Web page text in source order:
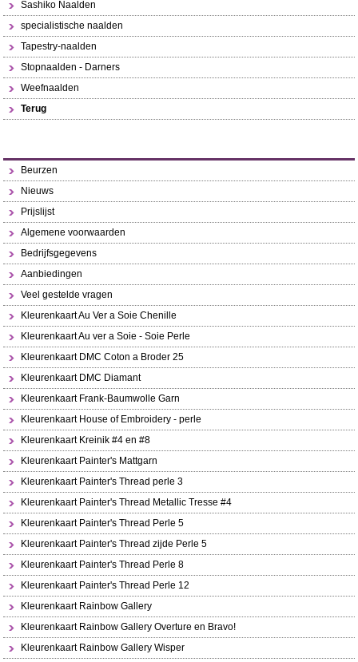
Sashiko Naalden
specialistische naalden
Tapestry-naalden
Stopnaalden - Darners
Weefnaalden
Terug
Beurzen
Nieuws
Prijslijst
Algemene voorwaarden
Bedrijfsgegevens
Aanbiedingen
Veel gestelde vragen
Kleurenkaart Au Ver a Soie Chenille
Kleurenkaart Au ver a Soie - Soie Perle
Kleurenkaart DMC Coton a Broder 25
Kleurenkaart DMC Diamant
Kleurenkaart Frank-Baumwolle Garn
Kleurenkaart House of Embroidery - perle
Kleurenkaart Kreinik #4 en #8
Kleurenkaart Painter's Mattgarn
Kleurenkaart Painter's Thread perle 3
Kleurenkaart Painter's Thread Metallic Tresse #4
Kleurenkaart Painter's Thread Perle 5
Kleurenkaart Painter's Thread zijde Perle 5
Kleurenkaart Painter's Thread Perle 8
Kleurenkaart Painter's Thread Perle 12
Kleurenkaart Rainbow Gallery
Kleurenkaart Rainbow Gallery Overture en Bravo!
Kleurenkaart Rainbow Gallery Wisper